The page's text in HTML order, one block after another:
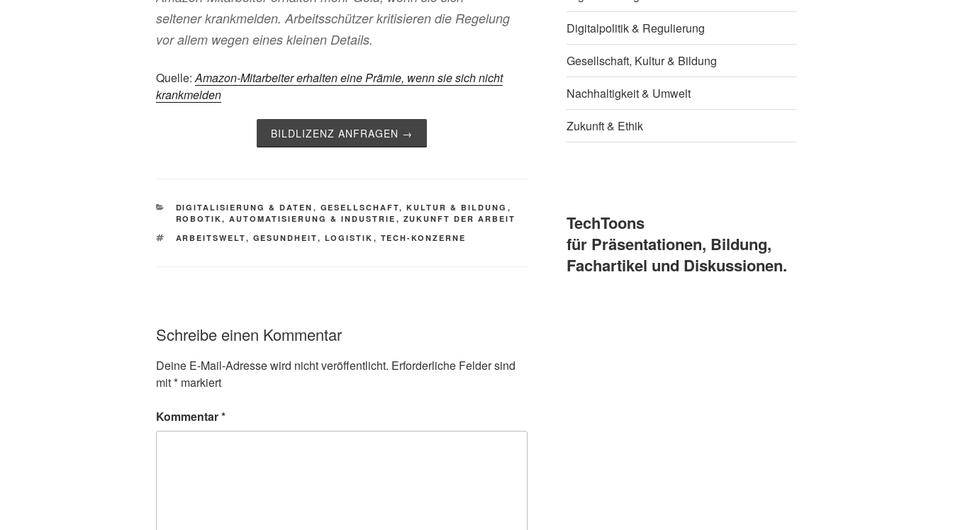
seltener krankmelden. Arbeitsschützer kritisieren die Regelung
vor allem wegen eines kleinen Details.
Quelle:Amazon-Mitarbeiter erhalten eine Prämie, wenn sie sich nicht
krankmelden
BILDLIZENZ ANFRAGEN →
KATEGORIEN
DIGITALISIERUNG & DATEN , GESELLSCHAFT, KULTUR & BILDUNG ,
ROBOTIK, AUTOMATISIERUNG & INDUSTRIE , ZUKUNFT DER ARBEIT
SCHLAGWÖRTER
ARBEITSWELT, GESUNDHEIT, LOGISTIK , TECH-KONZERNE
Schreibe einen Kommentar
Deine E-Mail-Adresse wird nicht veröffentlicht. Erforderliche Felder sind
mit* markiert
Kommentar*
Digitalpolitik & Regulierung
Gesellschaft, Kultur & Bildung
Nachhaltigkeit & Umwelt
Zukunft & Ethik
TechToons
für Präsentationen, Bildung,
Fachartikel und Diskussionen.